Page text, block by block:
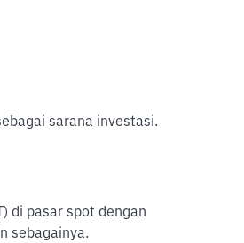
sarana investasi.
di pasar spot dengan
sebagainya.